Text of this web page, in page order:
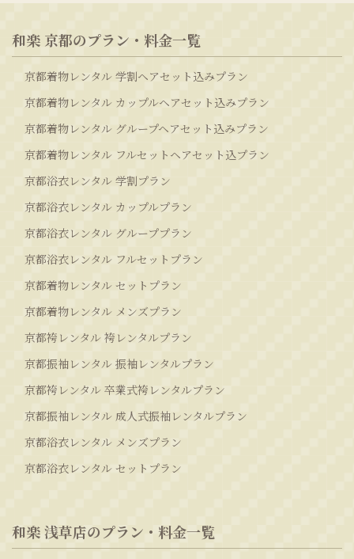
和楽 京都のプラン・料金一覧
京都着物レンタル 学割ヘアセット込みプラン
京都着物レンタル カップルヘアセット込みプラン
京都着物レンタル グループヘアセット込みプラン
京都着物レンタル フルセットヘアセット込プラン
京都浴衣レンタル 学割プラン
京都浴衣レンタル カップルプラン
京都浴衣レンタル グループプラン
京都浴衣レンタル フルセットプラン
京都着物レンタル セットプラン
京都着物レンタル メンズプラン
京都袴レンタル 袴レンタルプラン
京都振袖レンタル 振袖レンタルプラン
京都袴レンタル 卒業式袴レンタルプラン
京都振袖レンタル 成人式振袖レンタルプラン
京都浴衣レンタル メンズプラン
京都浴衣レンタル セットプラン
和楽 浅草店のプラン・料金一覧